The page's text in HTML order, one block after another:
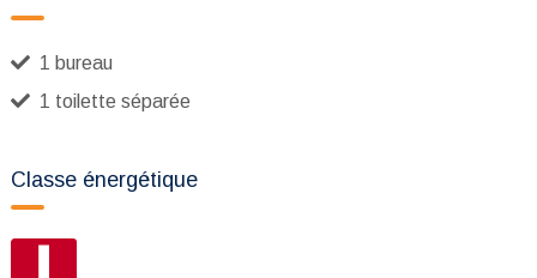
1 bureau
1 toilette séparée
Classe énergétique